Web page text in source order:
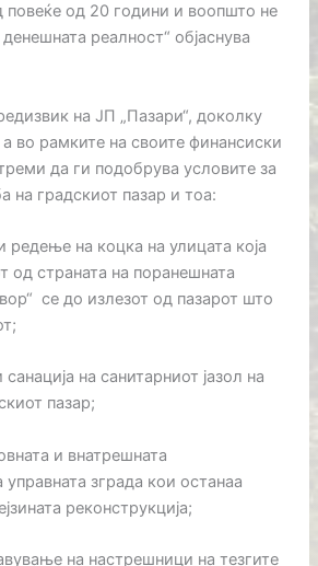
повеќе од 20 години и воопшто не
реалност“ објаснува
на ЈП „Пазари“, доколку
во рамките на своите финансиски
да ги подобрува условите за
на градскиот пазар и тоа:
на коцка на улицата која
од страната на поранешната
се до излезот од пазарот што
на санитарниот јазол на
пазар;
и внатрешната
управната зграда кои останаа
реконструкција;
на настрешници на тезгите